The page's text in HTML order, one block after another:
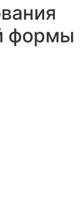
формы